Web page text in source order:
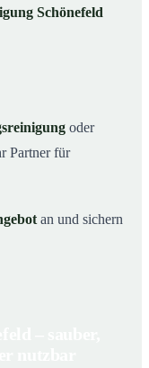
Schönefeld
oder
Partner für
an und sichern